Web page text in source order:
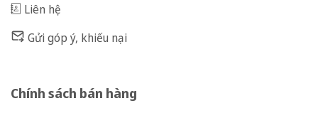
Liên hệ
Gửi góp ý, khiếu nại
Chính sách bán hàng